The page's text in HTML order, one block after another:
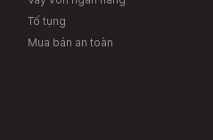
Tố tụng
Mua bán an toàn